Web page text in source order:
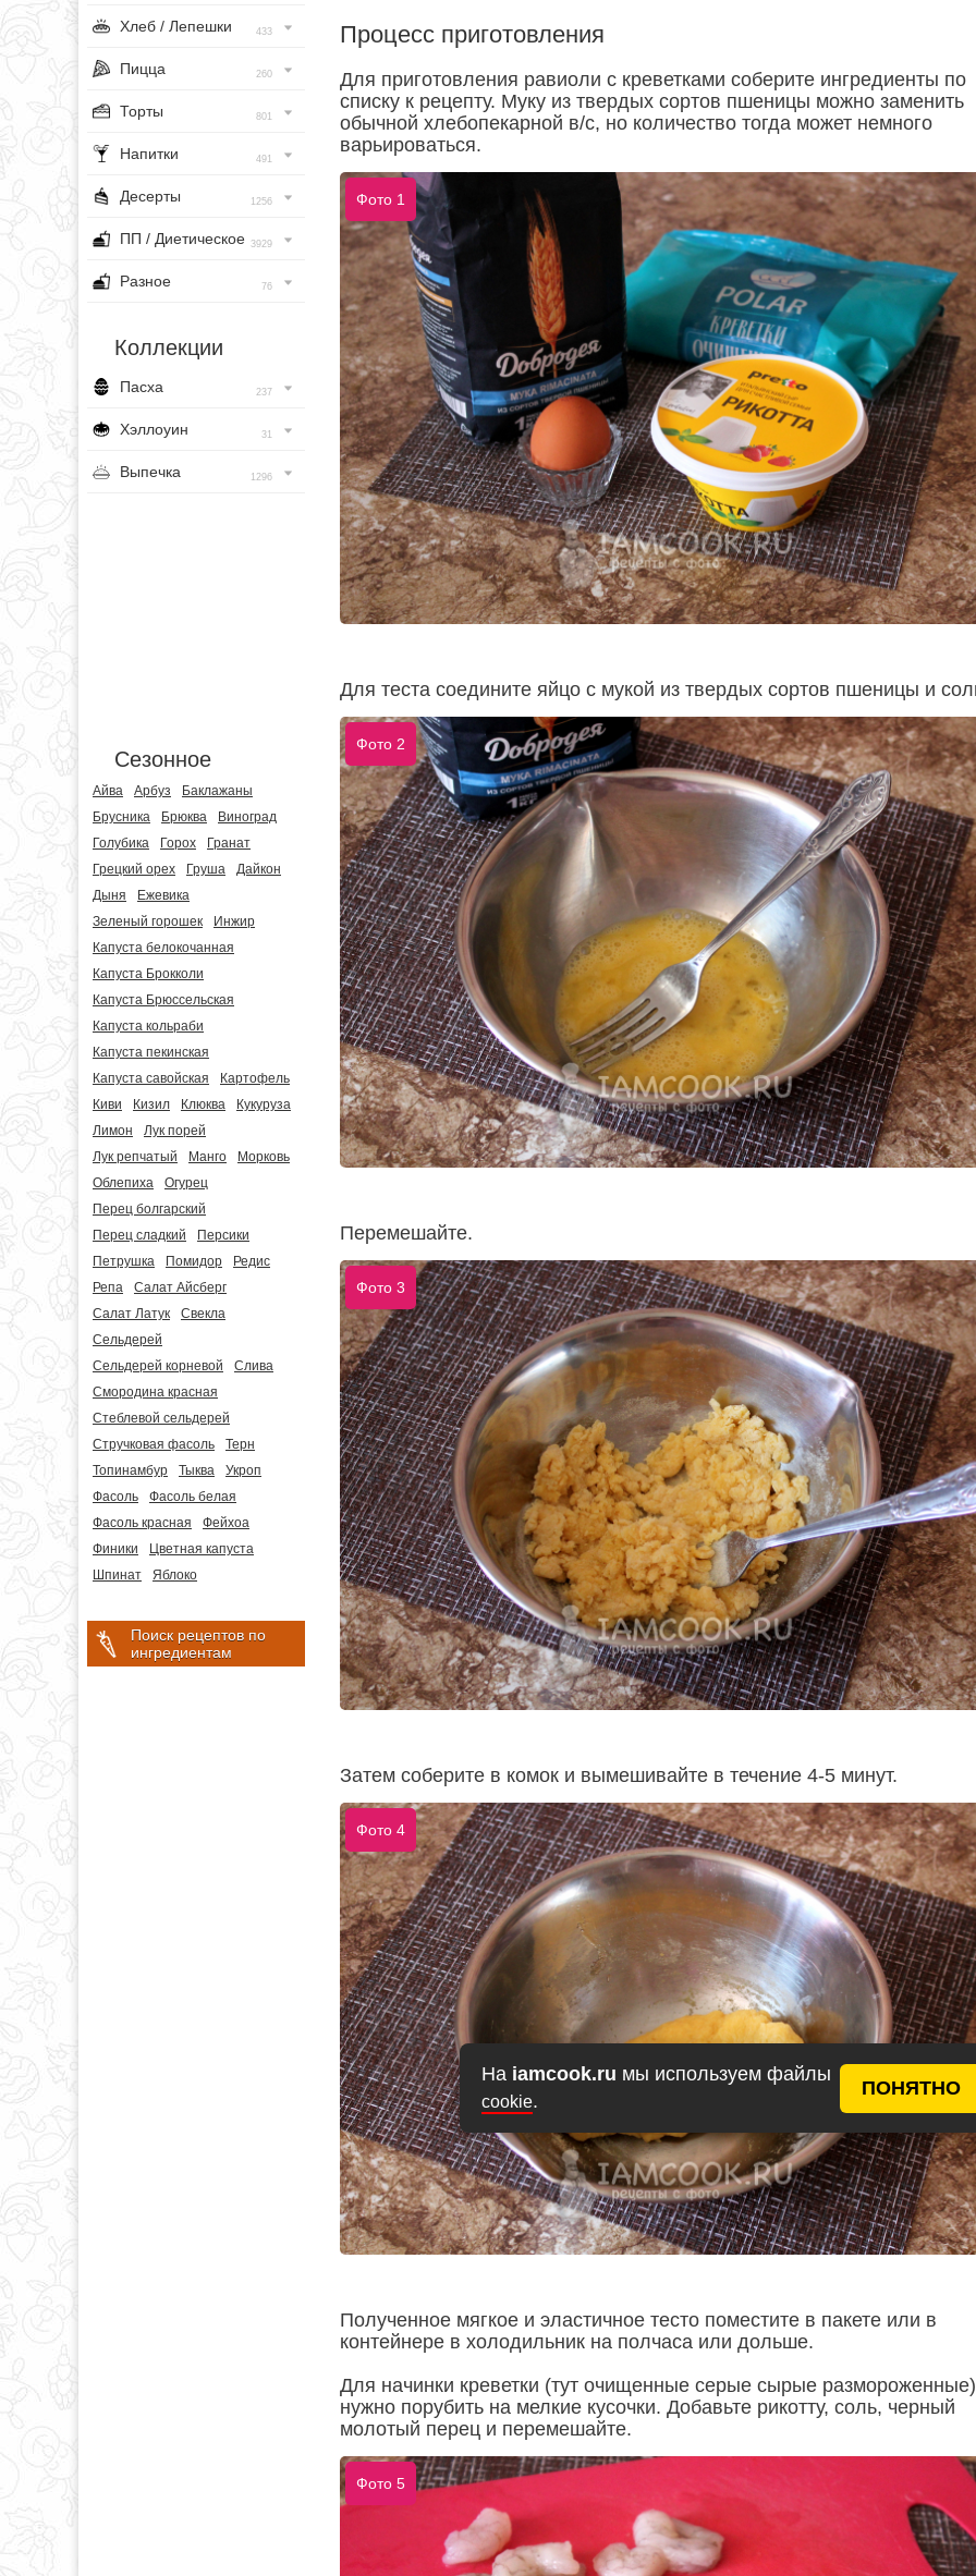
На iamcook.ru мы используем файлы
cookie.
ПОНЯТНО
Хлеб / Лепешки 433
Пицца 260
Торты 801
Напитки 491
Десерты 1256
ПП / Диетическое 3929
Разное 76
Коллекции
Пасха 237
Хэллоуин 31
Выпечка 1296
Сезонное
Айва Арбуз
Баклажаны
Брусника
Брюква
Виноград
Голубика
Горох
Гранат
Грецкий орех
Груша
Дайкон
Дыня
Ежевика
Зеленый горошек
Инжир
Капуста белокочанная
Капуста Брокколи
Капуста Брюссельская
Капуста кольраби
Капуста пекинская
Капуста савойская
Картофель
Киви
Кизил Клюква
Кукуруза
Лимон
Лук порей
Лук репчатый
Манго
Морковь
Облепиха
Огурец
Перец болгарский
Перец сладкий
Персики
Петрушка
Помидор
Редис
Репа
Салат Айсберг
Салат Латук
Свекла
Сельдерей
Сельдерей корневой
Слива
Смородина красная
Стеблевой сельдерей
Стручковая фасоль
Терн
Топинамбур
Тыква
Укроп
Фасоль
Фасоль белая
Фасоль красная
Фейхоа
Финики
Цветная капуста
Шпинат
Яблоко
Поиск рецептов по
ингредиентам
Процесс приготовления
Для приготовления равиоли с креветками соберите ингредиенты по
списку к рецепту. Муку из твердых сортов пшеницы можно заменить
обычной хлебопекарной в/с, но количество тогда может немного
варьироваться.
Фото 1
Для теста соедините яйцо с мукой из твердых сортов пшеницы и
Фото 2
Перемешайте.
Фото 3
Затем соберите в комок и вымешивайте в течение 4-5 минут.
Фото 4
Полученное мягкое и эластичное тесто поместите в пакете или в
контейнере в холодильник на полчаса или дольше.
Для начинки креветки (тут очищенные серые сырые размороженные)
нужно порубить на мелкие кусочки. Добавьте рикотту, соль, черный
молотый перец и перемешайте.
Фото 5